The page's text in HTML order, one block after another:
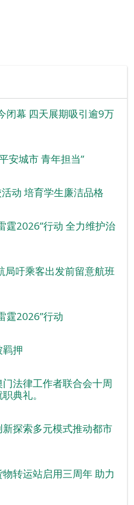
闭幕 四天展期吸引逾9万
安城市 青年担当”
活动 培育学生廉洁品格
霆2026”行动 全力维护治
局吁乘客出发前留意航班
霆2026”行动
押
法律工作者联合会十周
典礼。
探索多元模式推动都市
转运站启用三周年 助力